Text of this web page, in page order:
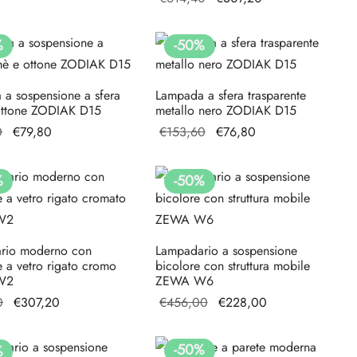
era:
€614,40.
€307,20.
a sospensione a sfera
ZODIAK D15
Il prezzo
era:
€159,60.
€79,80
attuale
€79,80.
-50%
Lampada a sfera trasparente
metallo nero ZODIAK D15
€153,60 Il prezzo
era:
€153,60.
€76,80
attuale
moderno con
a vetro rigato cromo
Il prezzo
era:
€307,20
€307,20.
-50%
Lampadario a sospensione
bicolore con struttura mobile
ZEWA W6
€456,00 Il prezzo
era:
€228,00
€228,00.
-50%